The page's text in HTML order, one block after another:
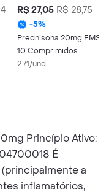
R$ 27,05 R$ 28,75
-5%
Prednisona 20mg EMS
10 Comprimidos
2.71/und
Princípio Ativo:
É
a
inflamatórios,